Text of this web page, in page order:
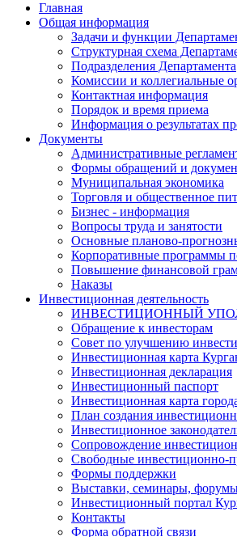
Главная
Общая информация
Задачи и функции
Структурная схема
Подразделения Департамента
Комиссии и коллегиальные
Контактная информация
Порядок и время приема
Информация о результатах
Документы
Административные
Формы обращений и
Муниципальная экономика
Торговля и общественное
Бизнес - информация
Вопросы труда и занятости
Основные планово-
Корпоративные программы
Повышение финансовой
Наказы
Инвестиционная деятельность
ИНВЕСТИЦИОННЫЙ
Обращение к инвесторам
Совет по улучшению
Инвестиционная карта
Инвестиционная декларация
Инвестиционный паспорт
Инвестиционная карта
План создания
Инвестиционное
Сопровождение
Свободные инвестиционно-
Формы поддержки
Выставки, семинары,
Инвестиционный портал
Контакты
Форма обратной связи